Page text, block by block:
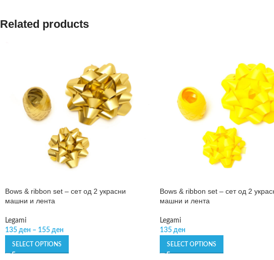
Related products
Bows & ribbon set – сет од 2 украсни
машни и лента
Legami
135 ден – 155 ден
SELECT OPTIONS
Bows & ribbon set – сет од 2
машни и лента
Legami
135 ден
SELECT OPTIONS